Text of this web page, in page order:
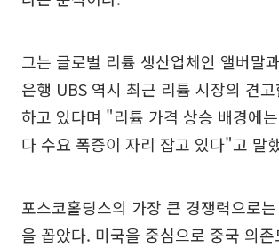
그는 글로벌 리튬 생산업체인 앨버말
은행 UBS 역시 최근 리튬 시장의 견
하고 있다며 "리튬 가격 상승 배경에
다 수요 폭증이 자리 잡고 있다"고 말
포스코홀딩스의 가장 큰 경쟁력으로
을 꼽았다. 미국을 중심으로 중국 의